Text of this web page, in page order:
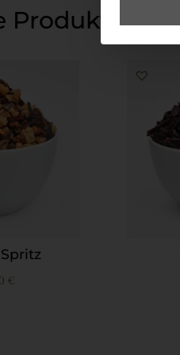
Produkte
€